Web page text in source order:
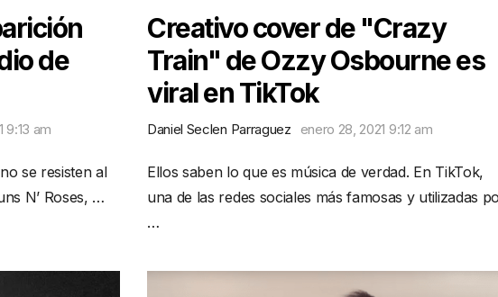
de
9:13 am
se resisten al
N’ Roses, …
Creativo cover de "Crazy
Train" de Ozzy Osbourne es
viral en TikTok
Daniel Seclen Parraguez enero 28, 2021 9:12 am
Ellos saben lo que es música de verdad. En TikTok,
una de las redes sociales más famosas y utilizadas
…